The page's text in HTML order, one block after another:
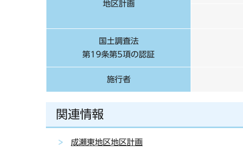
地区計画
国土調査法
第19条第5項の認証
施行者
関連情報
成瀬東地区地区計画